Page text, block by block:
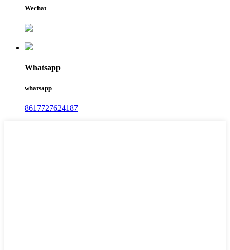
Wechat
Whatsapp
whatsapp
8617727624187